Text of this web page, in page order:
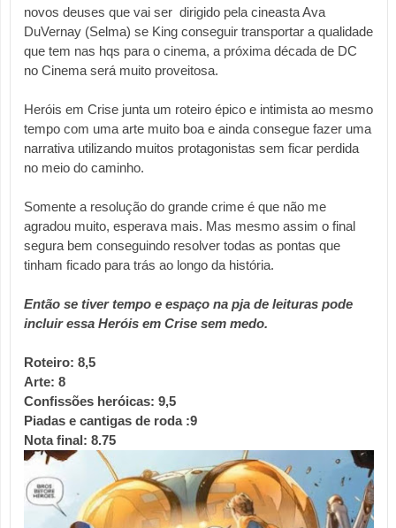
novos deuses que vai ser  dirigido pela cineasta Ava
DuVernay (Selma) se King conseguir transportar a qualidade
que tem nas hqs para o cinema, a próxima década de DC
no Cinema será muito proveitosa.
Heróis em Crise junta um roteiro épico e intimista ao mesmo
tempo com uma arte muito boa e ainda consegue fazer uma
narrativa utilizando muitos protagonistas sem ficar perdida
no meio do caminho.
Somente a resolução do grande crime é que não me
agradou muito, esperava mais. Mas mesmo assim o final
segura bem conseguindo resolver todas as pontas que
tinham ficado para trás ao longo da história.
Então se tiver tempo e espaço na pja de leituras pode
incluir essa Heróis em Crise sem medo.
Roteiro: 8,5
Arte: 8
Confissões heróicas: 9,5
Piadas e cantigas de roda :9
Nota final: 8.75